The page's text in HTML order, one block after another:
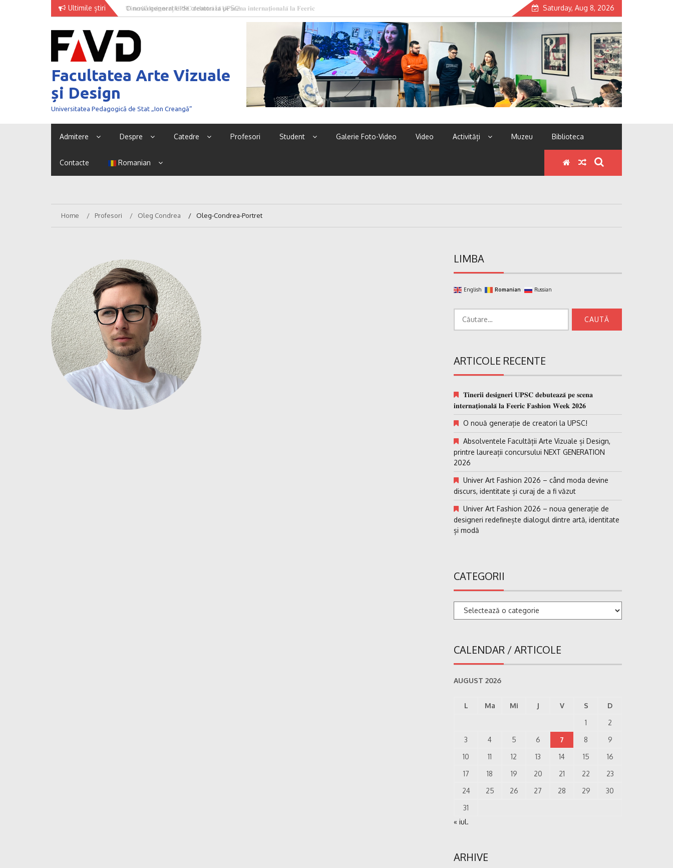
Ultimile știri O nouă generație de creatori la UPSC! Saturday, Aug 8, 2026
Facultatea Arte Vizuale
și Design
Universitatea Pedagogică de Stat „Ion Creangă”
Admitere Despre Catedre Profesori Student Galerie Foto-Video Video Activități Muzeu Biblioteca
Contacte Romanian
Home Profesori Oleg Condrea Oleg-Condrea-Portret
LIMBA
English Romanian Russian
după:
ARTICOLE RECENTE
𝐓𝐢𝐧𝐞𝐫𝐢𝐢 𝐝𝐞𝐬𝐢𝐠𝐧𝐞𝐫𝐢 𝐔𝐏𝐒𝐂 𝐝𝐞𝐛𝐮𝐭𝐞𝐚𝐳𝐚̆ 𝐩𝐞 𝐬𝐜𝐞𝐧𝐚
𝐢𝐧𝐭𝐞𝐫𝐧𝐚𝐭̗𝐢𝐨𝐧𝐚𝐥𝐚̆ 𝐥𝐚 𝐅𝐞𝐞𝐫𝐢𝐜 𝐅𝐚𝐬𝐡𝐢𝐨𝐧 𝐖𝐞𝐞𝐤 𝟐𝟎𝟐𝟔
O nouă generație de creatori la UPSC!
Absolventele Facultății Arte Vizuale și Design,
printre laureații concursului NEXT GENERATION
2026
Univer Art Fashion 2026 – când moda devine
discurs, identitate și curaj de a fi văzut
Univer Art Fashion 2026 – noua generație de
designeri redefinește dialogul dintre artă, identitate
și modă
CATEGORII
Categorii
CALENDAR / ARTICOLE
AUGUST 2026
L Ma Mi J V S
D
1
2
3
4 5 6 7 8
9
10
11 12 13 14 15
16
17
18 19 20 21 22
23
24
25 26 27 28 29
30
31
« iul.
ARHIVE